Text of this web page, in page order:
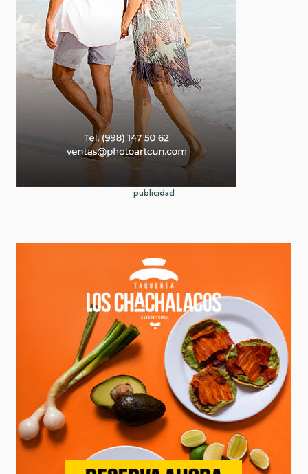
publicidad